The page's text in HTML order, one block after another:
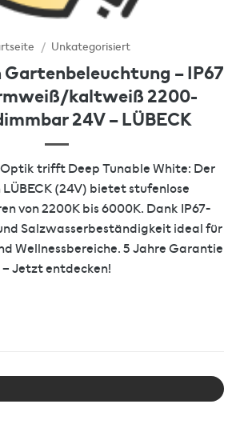
/ Unkategorisiert
– IP67
kaltweiß 2200-
24V – LÜBECK
trifft Deep Tunable White: Der
(24V) bietet stufenlose
von 2200K bis 6000K. Dank IP67-
Salzwasserbeständigkeit ideal für
Wellnessbereiche. 5 Jahre Garantie
– Jetzt entdecken!